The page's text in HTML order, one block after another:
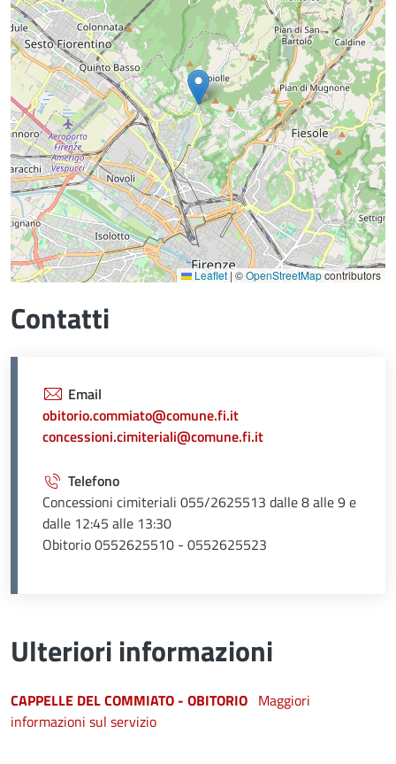
Leaflet |©OpenStreetMapcontributors
Contatti
Email
obitorio.commiato@comune.fi.it
concessioni.cimiteriali@comune.fi.it
Telefono
Concessioni cimiteriali 055/2625513 dalle 8 alle 9 e
dalle 12:45 alle 13:30
Obitorio 0552625510 - 0552625523
Ulteriori informazioni
CAPPELLE DEL COMMIATO - OBITORIO Maggiori
informazioni sul servizio